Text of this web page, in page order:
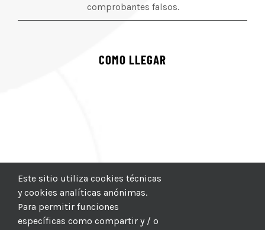
comprobantes falsos.
COMO LLEGAR
Este sitio utiliza cookies técnicas
y cookies analíticas anónimas.
Para permitir funciones
específicas como compartir y / o